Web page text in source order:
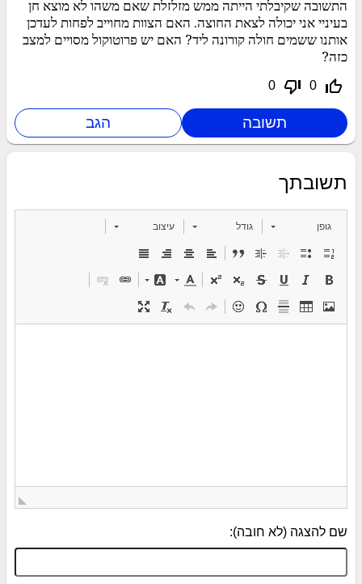
התשובה שקיבלתי הייתה ממש מזלזלת שאם משהו לא מוצא חן
בעיניי אני יכולה לצאת החוצה. האם הצוות מחוייב לפחות לעדכן
אותנו ששמים חולה קורונה ליד? האם יש פרוטוקול מסויים למצב
כזה?
thumb_up_off_alt
0
thumb_down_off_alt
0
תשובתך
גופן גודל עיצוב
שם להצגה (לא חובה):